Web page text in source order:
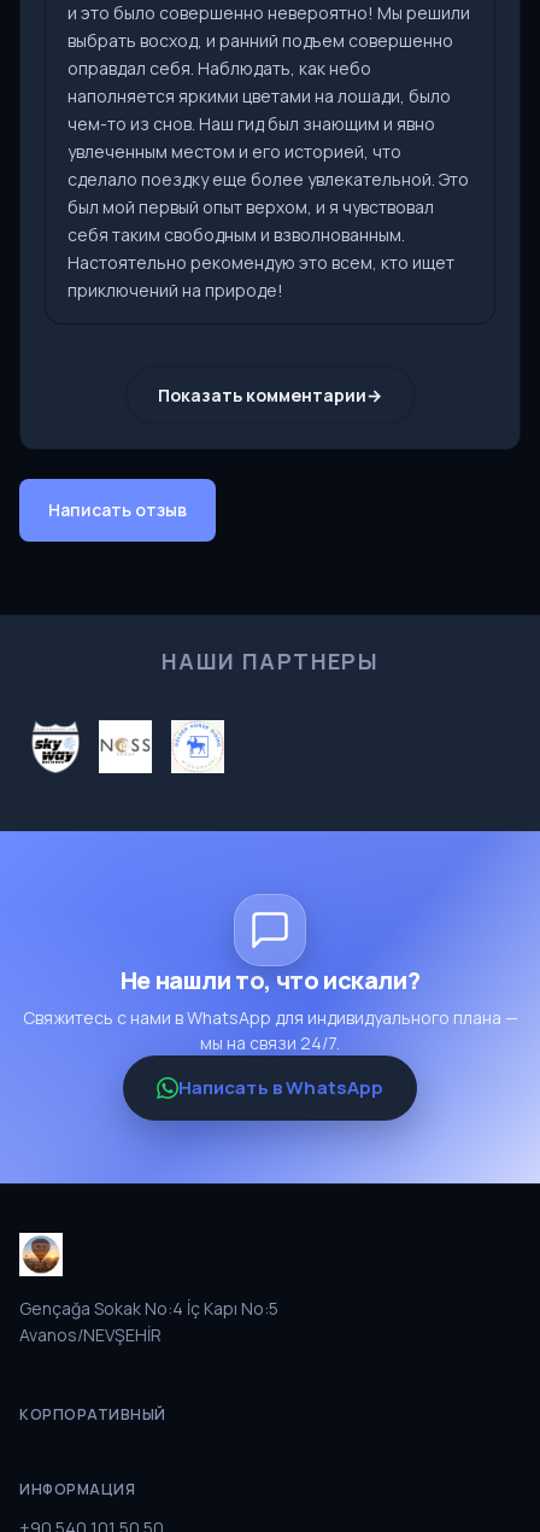
и это было совершенно невероятно! Мы решили
выбрать восход, и ранний подъем совершенно
оправдал себя. Наблюдать, как небо
наполняется яркими цветами на лошади, было
чем-то из снов. Наш гид был знающим и явно
увлеченным местом и его историей, что
сделало поездку еще более увлекательной. Это
был мой первый опыт верхом, и я чувствовал
себя таким свободным и взволнованным.
Настоятельно рекомендую это всем, кто ищет
приключений на природе!
Показать комментарии
Написать отзыв
НАШИ ПАРТНЕРЫ
Не нашли то, что искали?
Свяжитесь с нами в WhatsApp для индивидуального плана —
мы на связи 24/7.
Написать в WhatsApp
Gençağa Sokak No:4 İç Kapı No:5
Avanos/NEVŞEHİR
КОРПОРАТИВНЫЙ
ИНФОРМАЦИЯ